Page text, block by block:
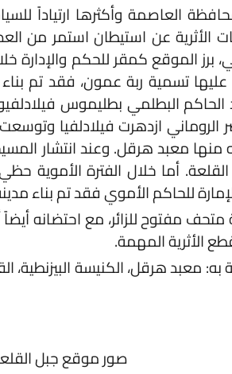
العاصمة وأكثرها ارتياداً
عن استيطان استمر من العصر
الموقع كمقر للحكم والإدارة
تسمية ربة عمون، فقد تم بناء
البطلمي بطليموس
ازدهرت فيلادلفيا
معبد هرقل. وعند انتشار المسيحية
أما خلال الفترة الأموية حظي
للحاكم الأموي فقد تم بناء مدينة
مفتوح للزائر، مع احتضانه أيضاً
المهمة.
معبد هرقل، الكنيسة البيزنطية،
صور موقع جبل القلعة